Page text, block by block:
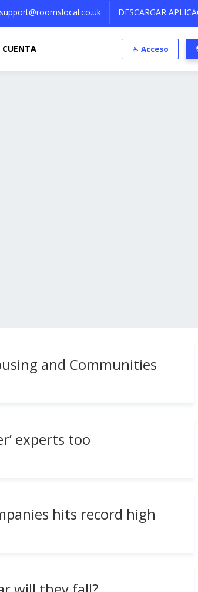
support@roomslocal.co.uk DESCARGAR
CUENTA Acceso
and Communities
experts too
hits record high